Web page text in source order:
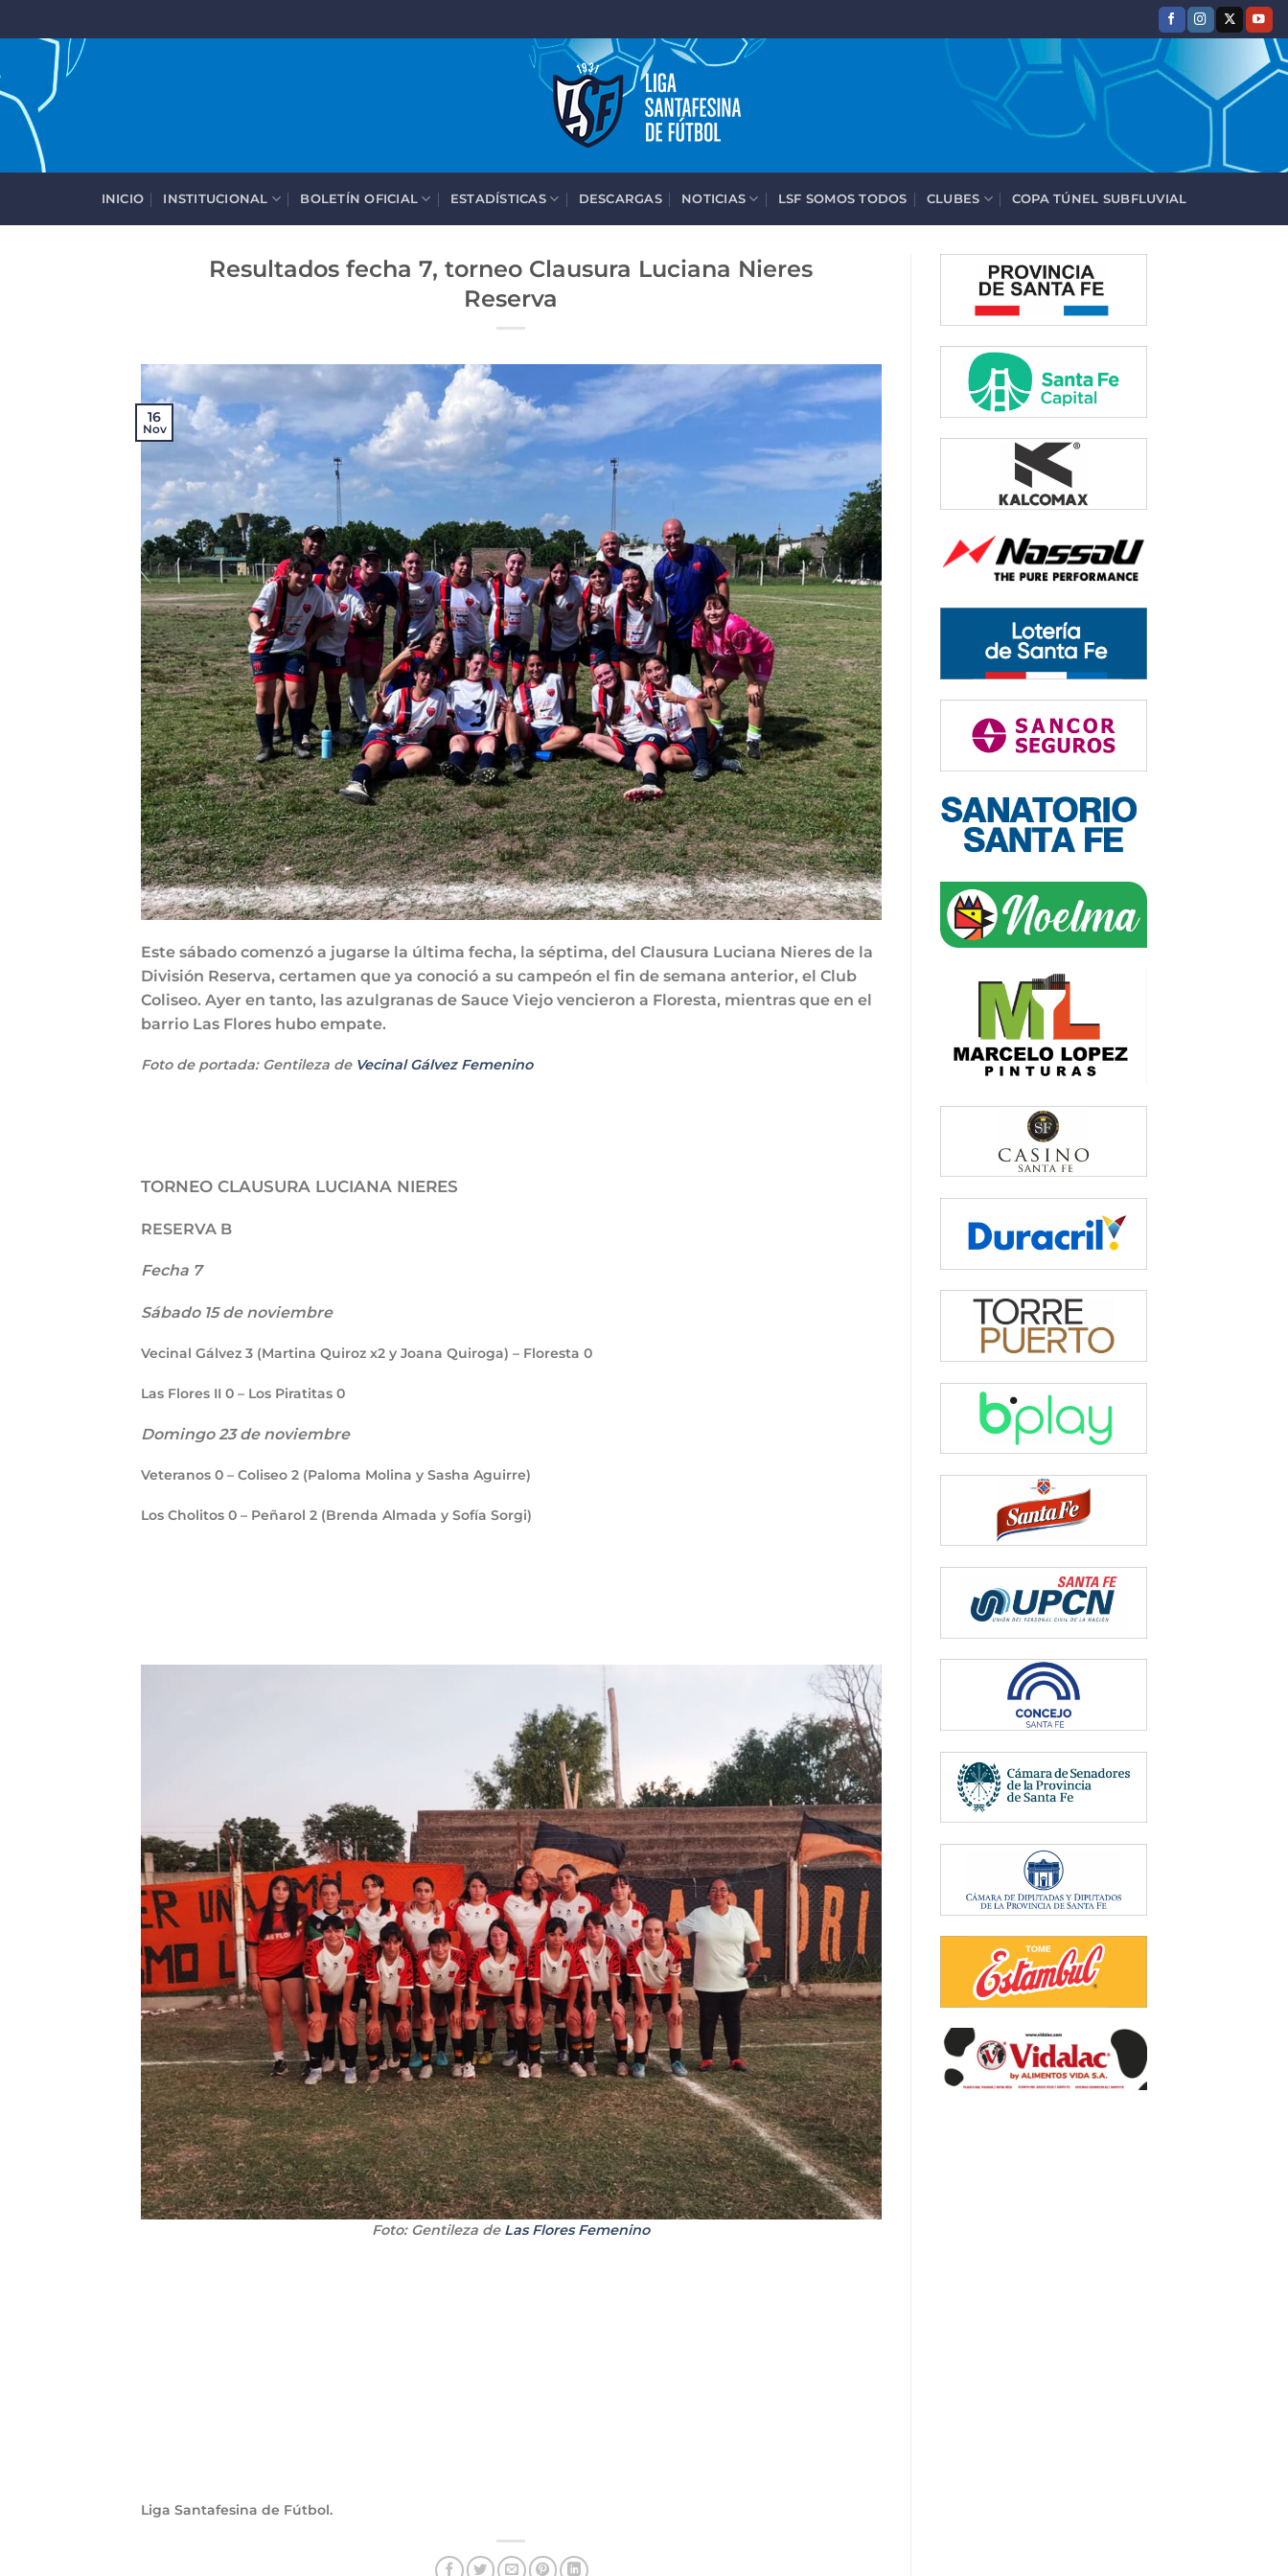
contenido
INICIO INSTITUCIONAL BOLETÍN OFICIAL ESTADÍSTICAS DESCARGAS NOTICIAS LSF SOMOS TODOS CLUBES COPA TÚNEL SUBFLUVIAL
Resultados fecha 7, torneo Clausura Luciana Nieres
Reserva
16
Nov
Este sábado comenzó a jugarse la última fecha, la séptima, del Clausura Luciana Nieres de la
División Reserva, certamen que ya conoció a su campeón el fin de semana anterior, el Club
Coliseo. Ayer en tanto, las azulgranas de Sauce Viejo vencieron a Floresta, mientras que en el
barrio Las Flores hubo empate.
Foto de portada: Gentileza de Vecinal Gálvez Femenino
TORNEO CLAUSURA LUCIANA NIERES
RESERVA B
Fecha 7
Sábado 15 de noviembre
Vecinal Gálvez 3 (Martina Quiroz x2 y Joana Quiroga) – Floresta 0
Las Flores II 0 – Los Piratitas 0
Domingo 23 de noviembre
Veteranos 0 – Coliseo 2 (Paloma Molina y Sasha Aguirre)
Los Cholitos 0 – Peñarol 2 (Brenda Almada y Sofía Sorgi)
Foto: Gentileza de Las Flores Femenino
Liga Santafesina de Fútbol.